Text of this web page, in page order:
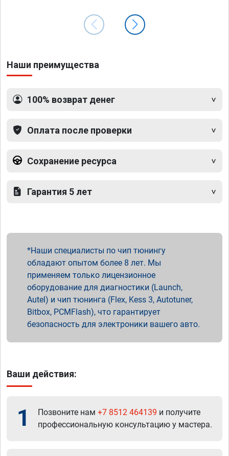
Наши преимущества
100% возврат денег
Оплата после проверки
Сохранение ресурса
Гарантия 5 лет
Наши специалисты по чип тюнингу
обладают опытом более 8 лет. Мы
применяем только лицензионное
оборудование для диагностики (Launch,
Autel) и чип тюнинга (Flex, Kess 3, Autotuner,
Bitbox, PCMFlash), что гарантирует
безопасность для электроники вашего авто.
Ваши действия:
1 Позвоните нам +7 8512 464139 и получите
профессиональную консультацию у мастера.